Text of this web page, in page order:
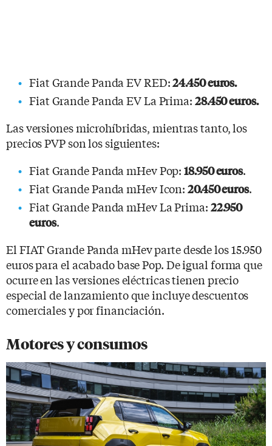
Fiat Grande Panda EV RED:24.450 euros.
Fiat Grande Panda EV La Prima: 28.450 euros.
Las versiones microhíbridas, mientras tanto, los
precios PVP son los siguientes:
Fiat Grande Panda mHev Pop:18.950 euros.
Fiat Grande Panda mHev Icon:20.450 euros.
Fiat Grande Panda mHev La Prima: 22.950
euros.
El FIAT Grande Panda mHev parte desde los 15.950
euros para el acabado base Pop. De igual forma que
ocurre en las versiones eléctricas tienen precio
especial de lanzamiento que incluye descuentos
comerciales y por financiación.
Motores y consumos